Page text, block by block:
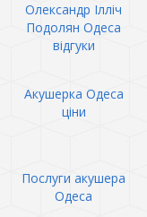
Олександр Ілліч
Подолян Одеса
відгуки
Акушерка Одеса
ціни
Послуги акушера
Одеса